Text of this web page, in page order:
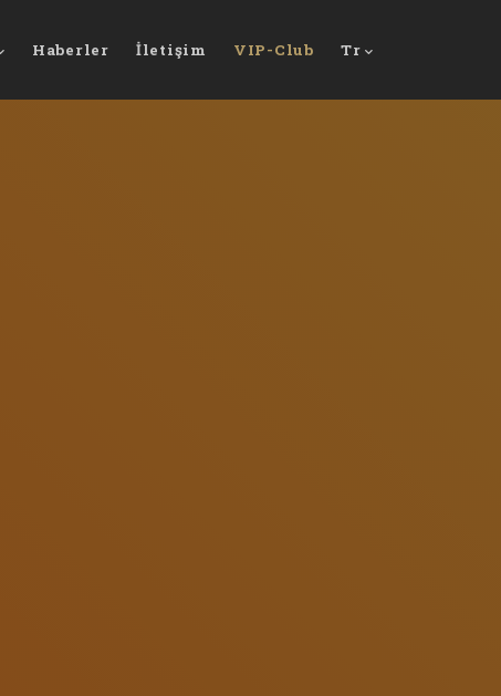
Haberler İletişim VIP-Club Tr